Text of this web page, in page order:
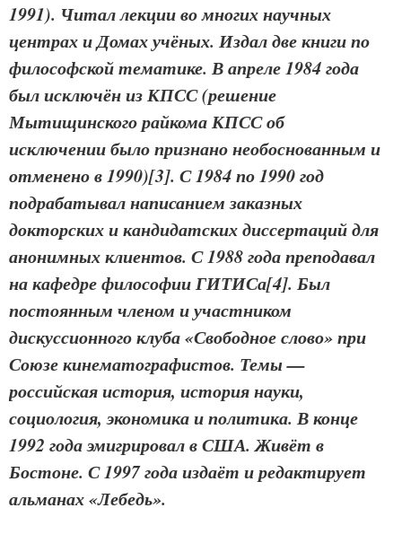
1991). Читал лекции во многих научных
центрах и Домах учёных. Издал две книги по
философской тематике. В апреле 1984 года
был исключён из КПСС (решение
Мытищинского райкома КПСС об
исключении было признано необоснованным и
отменено в 1990)[3]. С 1984 по 1990 год
подрабатывал написанием заказных
докторских и кандидатских диссертаций для
анонимных клиентов. С 1988 года преподавал
на кафедре философии ГИТИСа[4]. Был
постоянным членом и участником
дискуссионного клуба «Свободное слово» при
Союзе кинематографистов. Темы —
российская история, история науки,
социология, экономика и политика. В конце
1992 года эмигрировал в США. Живёт в
Бостоне. С 1997 года издаёт и редактирует
альманах «Лебедь».